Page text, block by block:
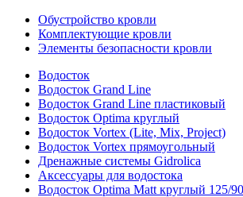
Обустройство кровли
Комплектующие кровли
Элементы безопасности кровли
Водосток
Водосток Grand Line
Водосток Grand Line пластиковый
Водосток Optima круглый
Водосток Vortex (Lite, Mix, Project)
Водосток Vortex прямоугольный
Дренажные системы Gidrolica
Аксессуары для водостока
Водосток Optima Matt круглый 125/90